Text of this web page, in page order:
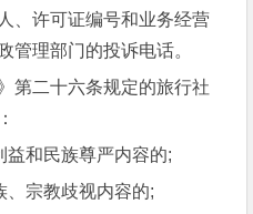
、许可证编号和业务经营
管理部门的投诉电话。
二十六条规定的旅行社
和民族尊严内容的;
宗教歧视内容的;